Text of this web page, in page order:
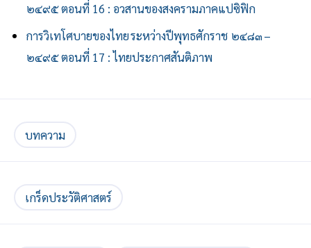
๒๔๙๕ ตอนที่ 16 : อวสานของสงครามภาคแปซิฟิก
การวิเทโศบายของไทย ระหว่างปีพุทธศักราช ๒๔๘๓ –
๒๔๙๕ ตอนที่ 17 : ไทยประกาศสันติภาพ
บทความ
เกร็ดประวัติศาสตร์